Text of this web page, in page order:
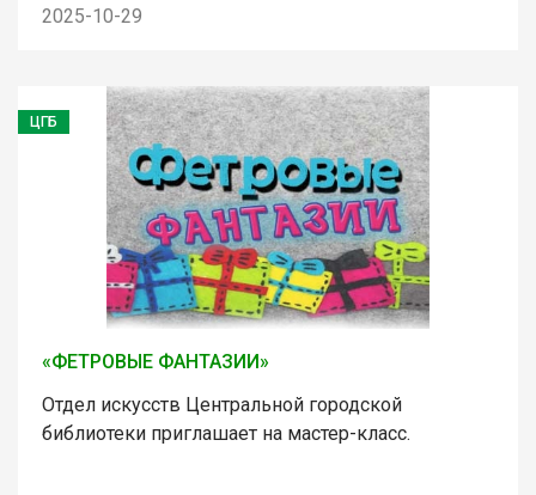
2025-10-29
ЦГБ
«ФЕТРОВЫЕ ФАНТАЗИИ»
Отдел искусств Центральной городской
библиотеки приглашает на мастер-класс.